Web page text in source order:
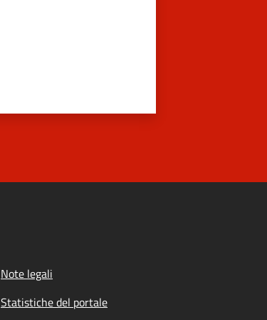
Note legali
Statistiche del portale